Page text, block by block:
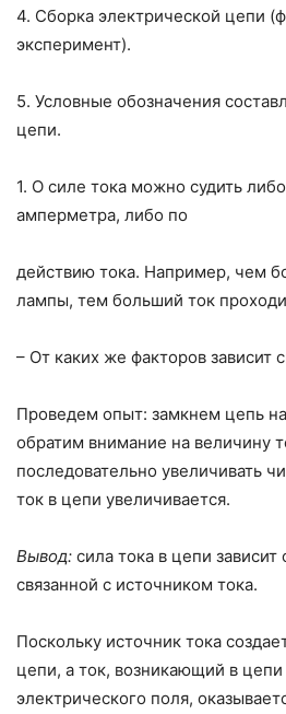
4. Сборка электрической цепи
эксперимент).
5. Условные обозначения
цепи.
1. О силе тока можно судить
амперметра, либо по
действию тока. Например, чем
лампы, тем больший ток
– От каких же факторов зависит
Проведем опыт: замкнем цепь
обратим внимание на величину
последовательно увеличивать
ток в цепи увеличивается.
Вывод: сила тока в цепи
связанной с ис­точником тока.
Поскольку источник тока
цепи, а ток, воз­никающий в
электрического поля,